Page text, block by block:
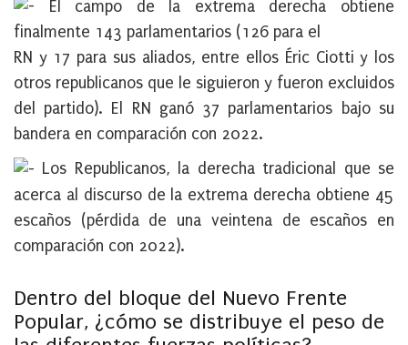
El campo de la extrema derecha obtiene
finalmente 143 parlamentarios (126 para el
RN y 17 para sus aliados, entre ellos Éric Ciotti y los
otros republicanos que le siguieron y fueron excluidos
del partido). El RN ganó 37 parlamentarios bajo su
bandera en comparación con 2022.
Los Republicanos, la derecha tradicional que se
acerca al discurso de la extrema derecha obtiene 45
escaños (pérdida de una veintena de escaños en
comparación con 2022).
Dentro del bloque del Nuevo Frente
Popular, ¿cómo se distribuye el peso de